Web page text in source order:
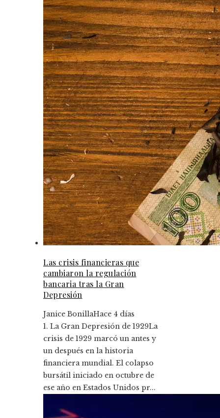
Las crisis financieras que
cambiaron la regulación
bancaria tras la Gran
Depresión
Janice BonillaHace 4 días
1. La Gran Depresión de 1929La
crisis de 1929 marcó un antes y
un después en la historia
financiera mundial. El colapso
bursátil iniciado en octubre de
ese año en Estados Unidos pr...